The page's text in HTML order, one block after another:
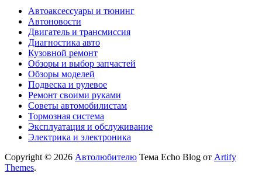
Автоаксессуары и тюнинг
Автоновости
Двигатель и трансмиссия
Диагностика авто
Кузовной ремонт
Обзоры и выбор запчастей
Обзоры моделей
Подвеска и рулевое
Ремонт своими руками
Советы автомобилистам
Тормозная система
Эксплуатация и обслуживание
Электрика и электроника
Copyright © 2026 Автолюбителю Тема Echo Blog от Artify
Themes.